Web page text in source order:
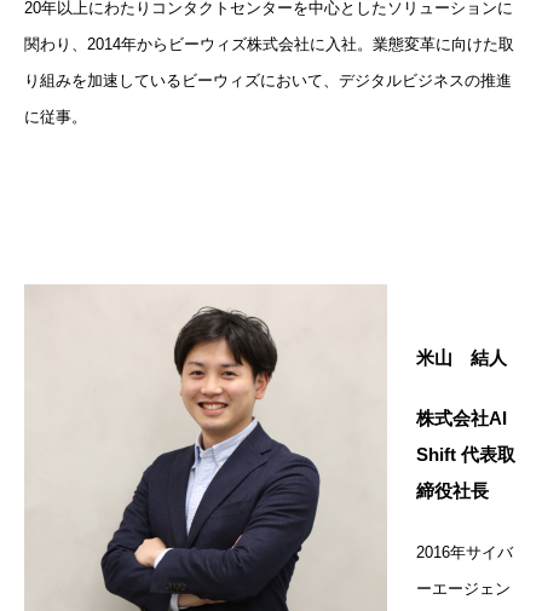
20年以上にわたりコンタクトセンターを中心としたソリューションに
関わり、2014年からビーウィズ株式会社に入社。業態変革に向けた取
り組みを加速しているビーウィズにおいて、デジタルビジネスの推進
に従事。
米山 結人
株式会社AI
Shift 代表取
締役社長
2016年サイバ
ーエージェン